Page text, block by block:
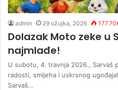
admin 29 ožujka, 2026
Dolazak Moto zeke u
najmlađe!
U subotu, 4. travnja 2026., Sarvaš
radosti, smijeha i uskrsnog
Sarvaš…